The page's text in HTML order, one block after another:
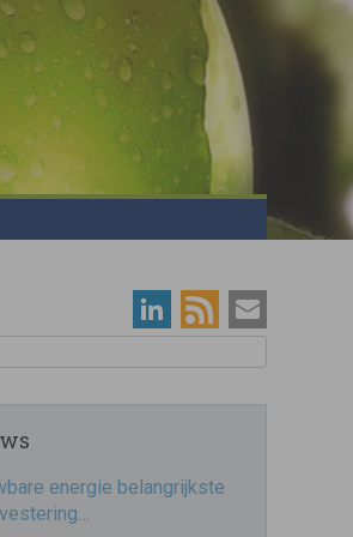
energie belangrijkste